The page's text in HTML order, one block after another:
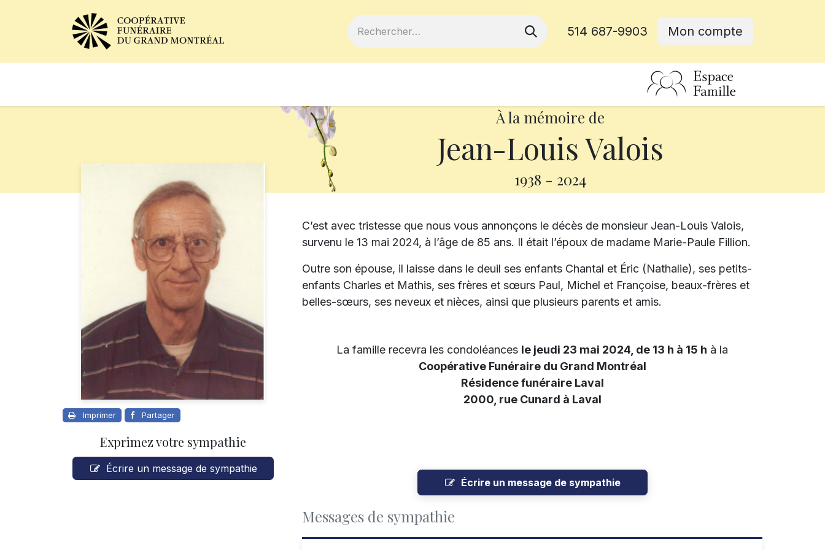
514 687-9903 Mon compte
À la mémoire de
Jean-Louis Valois
1938 - 2024
Imprimer Partager
Exprimez votre sympathie
Écrire un message de sympathie
C’est avec tristesse que nous vous annonçons le décès de monsieur Jean-Louis Valois,
survenu le 13 mai 2024, à l’âge de 85 ans. Il était l’époux de madame Marie-Paule Fillion.
Outre son épouse, il laisse dans le deuil ses enfants Chantal et Éric (Nathalie), ses petits-
enfants Charles et Mathis, ses frères et sœurs Paul, Michel et Françoise, beaux-frères et
belles-sœurs, ses neveux et nièces, ainsi que plusieurs parents et amis.
La famille recevra les condoléances le jeudi 23 mai 2024, de 13 h à 15 h à la
Coopérative Funéraire du Grand Montréal
Résidence funéraire Laval
2000, rue Cunard à Laval
Écrire un message de sympathie
Messages de sympathie